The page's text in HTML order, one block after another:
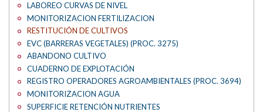
LABOREO CURVAS DE NIVEL
MONITORIZACION FERTILIZACION
RESTITUCIÓN DE CULTIVOS
EVC (BARRERAS VEGETALES) (PROC. 3275)
ABANDONO CULTIVO
CUADERNO DE EXPLOTACIÓN
REGISTRO OPERADORES AGROAMBIENTALES (PROC. 3694)
MONITORIZACION AGUA
SUPERFICIE RETENCIÓN NUTRIENTES